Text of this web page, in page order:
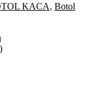
KACA, Botol